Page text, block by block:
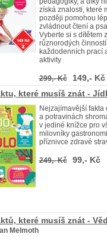
získá znalosti, které
později pomohou
zvládnout čtení a
Vyberte si s dítětem z
různorodých činností
každodenních prací
aktivity
299,- Kč 149,- Kč
které musíš znát -
Nejzajímavější fakta
a potravinách
v jediné knížce pro
milovníky
příznivce zdravé
249,- Kč 99,- Kč
které musíš znát -
Melmoth